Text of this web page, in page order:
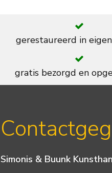
gerestaureerd in
gratis bezorgd en
Simonis & Buunk